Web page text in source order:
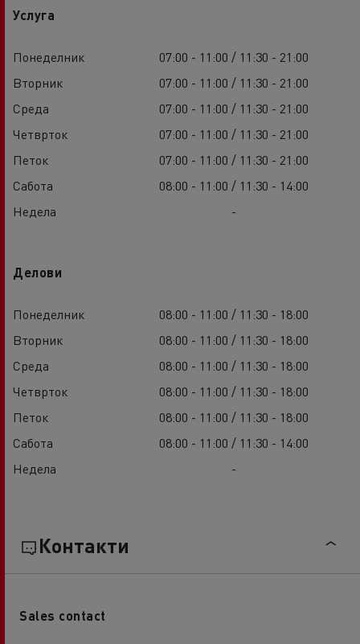
Услуга
Понеделник
07:00 - 11:00 / 11:30 - 21:00
Вторник
07:00 - 11:00 / 11:30 - 21:00
Среда
07:00 - 11:00 / 11:30 - 21:00
Четврток
07:00 - 11:00 / 11:30 - 21:00
Петок
07:00 - 11:00 / 11:30 - 21:00
Сабота
08:00 - 11:00 / 11:30 - 14:00
Недела
-
Делови
Понеделник
08:00 - 11:00 / 11:30 - 18:00
Вторник
08:00 - 11:00 / 11:30 - 18:00
Среда
08:00 - 11:00 / 11:30 - 18:00
Четврток
08:00 - 11:00 / 11:30 - 18:00
Петок
08:00 - 11:00 / 11:30 - 18:00
Сабота
08:00 - 11:00 / 11:30 - 14:00
Недела
-
Контакти
Sales contact